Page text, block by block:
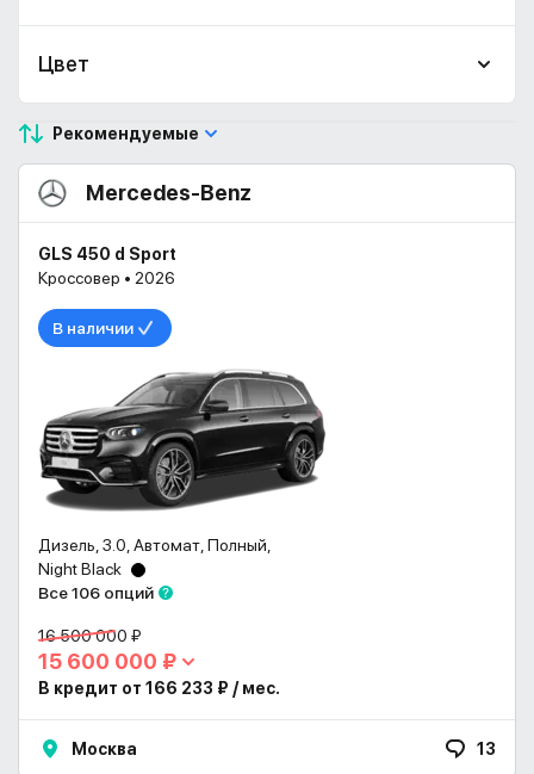
Цвет
Рекомендуемые
Mercedes-Benz
GLS 450 d Sport
Кроссовер • 2026
В наличии
Дизель, 3.0, Автомат, Полный,
Night Black
Все 106 опций
16 500 000 ₽
15 600 000 ₽
В кредит от 166 233 ₽ / мес.
Москва 13